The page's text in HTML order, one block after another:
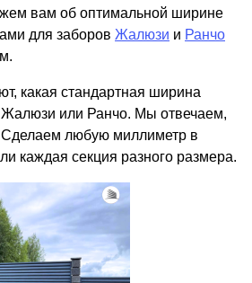
вам об оптимальной ширине
для заборов Жалюзи и Ранчо
какая стандартная ширина
или Ранчо. Мы отвечаем,
Сделаем любую миллиметр в
каждая секция разного размера.